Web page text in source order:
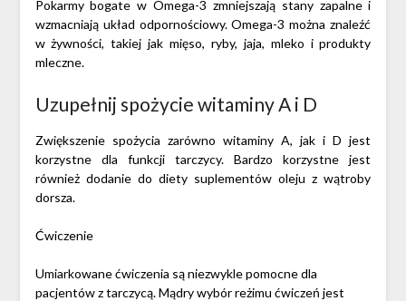
Pokarmy bogate w Omega-3 zmniejszają stany zapalne i
wzmacniają układ odpornościowy. Omega-3 można znaleźć
w żywności, takiej jak mięso, ryby, jaja, mleko i produkty
mleczne.
Uzupełnij spożycie witaminy A i D
Zwiększenie spożycia zarówno witaminy A, jak i D jest
korzystne dla funkcji tarczycy. Bardzo korzystne jest
również dodanie do diety suplementów oleju z wątroby
dorsza.
Ćwiczenie
Umiarkowane ćwiczenia są niezwykle pomocne dla
pacjentów z tarczycą. Mądry wybór reżimu ćwiczeń jest